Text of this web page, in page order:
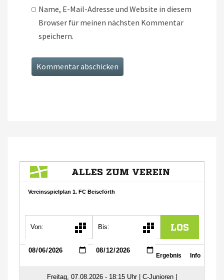
Name, E-Mail-Adresse und Website in diesem
Browser für meinen nächsten Kommentar
speichern.